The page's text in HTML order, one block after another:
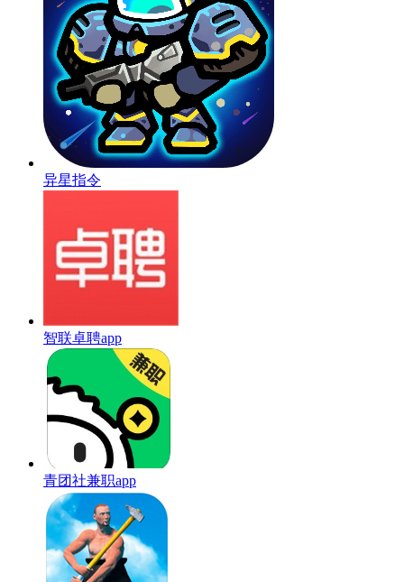
异星指令
智联卓聘app
青团社兼职app